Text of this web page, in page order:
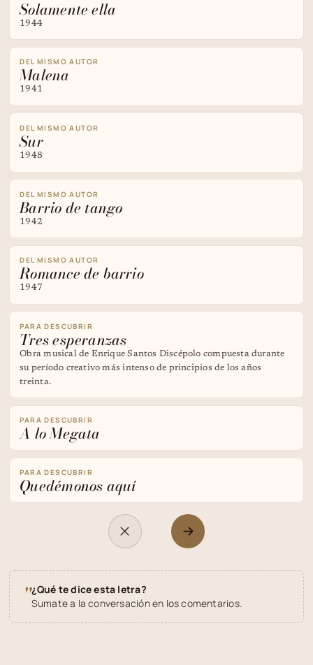
Solamente ella
1944
DEL MISMO AUTOR
Malena
1941
DEL MISMO AUTOR
Sur
1948
DEL MISMO AUTOR
Barrio de tango
1942
DEL MISMO AUTOR
Romance de barrio
1947
PARA DESCUBRIR
Tres esperanzas
Obra musical de Enrique Santos Discépolo compuesta durante
su período creativo más intenso de principios de los años
treinta.
PARA DESCUBRIR
A lo Megata
PARA DESCUBRIR
Quedémonos aquí
"¿Qué te dice esta letra?
Sumate a la conversación en los comentarios.